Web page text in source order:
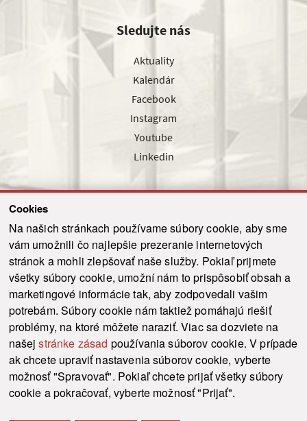
Cookies
Na našich stránkach používame súbory cookie, aby sme
vám umožnili čo najlepšie prezeranie internetových
stránok a mohli zlepšovať naše služby. Pokiaľ prijmete
všetky súbory cookie, umožní nám to prispôsobiť obsah a
marketingové informácie tak, aby zodpovedali vašim
potrebám. Súbory cookie nám taktiež pomáhajú riešiť
problémy, na ktoré môžete naraziť. Viac sa dozviete na
našejstránke zásad používania súborov cookie. V prípade
ak chcete upraviť nastavenia súborov cookie, vyberte
možnosť "Spravovať". Pokiaľ chcete prijať všetky súbory
cookie a pokračovať, vyberte možnosť "Prijať".
Sledujte nás
Aktuality
Kalendár
Facebook
Instagram
Youtube
Linkedin
Odoslať
© 2021-2026 ku.sk. Všetky práva vyhradené. Ochrana osobných údajov
Vyhlásenie o prístupnosti |
Admin
This site is protected by reCAPTCHA and the Google Privacy Policy and Terms of
Service
apply.